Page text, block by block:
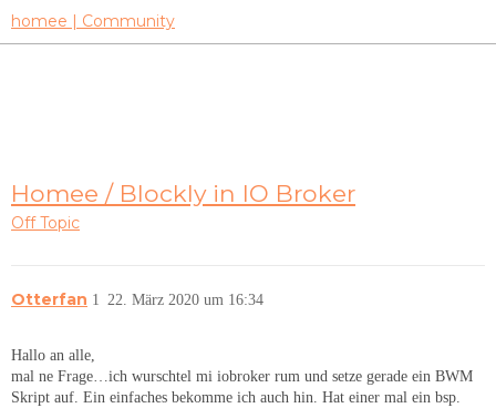
homee | Community
Homee / Blockly in IO Broker
Off Topic
Otterfan 22. März 2020 um 16:34
1
Hallo an alle,
mal ne Frage…ich wurschtel mi iobroker rum und setze gerade ein BWM
Skript auf. Ein einfaches bekomme ich auch hin. Hat einer mal ein bsp.